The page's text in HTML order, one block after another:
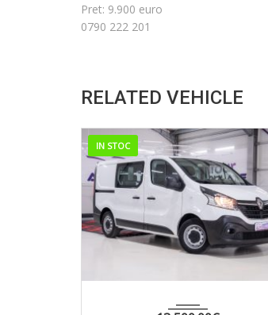
Pret: 9.900 euro
0790 222 201
RELATED VEHICLE
IN STOC
Renault Scenic